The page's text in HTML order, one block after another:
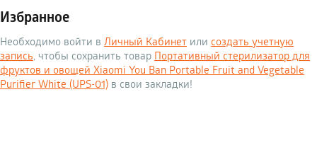
Избранное
Необходимо войти в Личный Кабинет или создать учетную
запись, чтобы сохранить товар Портативный стерилизатор для
фруктов и овощей Xiaomi You Ban Portable Fruit and Vegetable
Purifier White (UPS-01) в свои закладки!